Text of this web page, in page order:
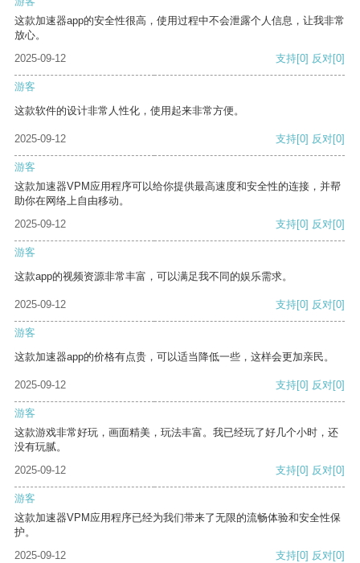
这款加速器app的安全性很高，使用过程中不会泄露个人信息，让我非常
放心。
2025-09-12
支持[0] 反对[0]
游客
这款软件的设计非常人性化，使用起来非常方便。
2025-09-12 支持[0] 反对[0]
游客
这款加速器VPM应用程序可以给你提供最高速度和安全性的连接，并帮
助你在网络上自由移动。
2025-09-12
支持[0] 反对[0]
游客
这款app的视频资源非常丰富，可以满足我不同的娱乐需求。
2025-09-12 支持[0] 反对[0]
游客
这款加速器app的价格有点贵，可以适当降低一些，这样会更加亲民。
2025-09-12 支持[0] 反对[0]
游客
这款游戏非常好玩，画面精美，玩法丰富。我已经玩了好几个小时，还
没有玩腻。
2025-09-12
支持[0] 反对[0]
游客
这款加速器VPM应用程序已经为我们带来了无限的流畅体验和安全性保
护。
2025-09-12
支持[0] 反对[0]